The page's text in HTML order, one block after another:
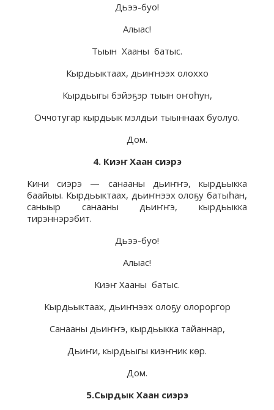
Дьээ-буо!
Алыас!
Тыын Хааны батыс.
Кырдьыктаах, дьиҥнээх олоххо
Кырдьыгы бэйэҕэр тыын оҥоһун,
Оччотугар кырдьык мэлдьи тыыннаах буолуо.
Дом.
4. Киэҥ Хаан сиэрэ
Кини сиэрэ — санааны дьиҥҥэ, кырдьыкка
баайыы. Кырдьыктаах, дьиҥнээх олоҕу батыһан,
саныыр санааны дьиҥҥэ, кырдьыкка
тирэннэрэбит.
Дьээ-буо!
Алыас!
Киэҥ Хааны батыс.
Кырдьыктаах, дьиҥнээх олоҕу олороргор
Санааны дьиҥҥэ, кырдьыкка тайаннар,
Дьиҥи, кырдьыгы киэҥник көр.
Дом.
5.Сырдык Хаан сиэрэ